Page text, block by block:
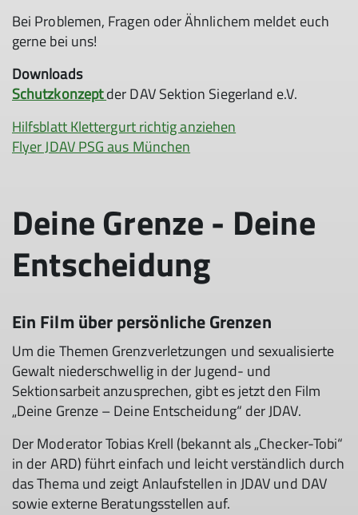
Bei Problemen, Fragen oder Ähnlichem meldet euch
gerne bei uns!
Downloads
Schutzkonzeptder DAV Sektion Siegerland e.V.
Hilfsblatt Klettergurt richtig anziehen
Flyer JDAV PSG aus München
Deine Grenze - Deine
Entscheidung
Ein Film über persönliche Grenzen
Um die Themen Grenzverletzungen und sexualisierte
Gewalt niederschwellig in der Jugend- und
Sektionsarbeit anzusprechen, gibt es jetzt den Film
„Deine Grenze – Deine Entscheidung“ der JDAV.
Der Moderator Tobias Krell (bekannt als „Checker-Tobi“
in der ARD) führt einfach und leicht verständlich durch
das Thema und zeigt Anlaufstellen in JDAV und DAV
sowie externe Beratungsstellen auf.